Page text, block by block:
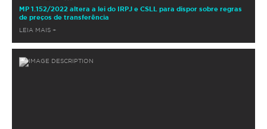
MP 1.152/2022 altera a lei do IRPJ e CSLL para dispor sobre regras
de preços de transferência
LEIA MAIS +